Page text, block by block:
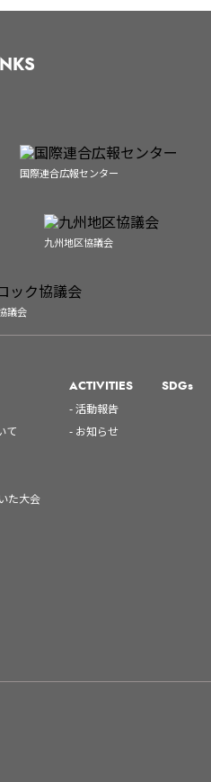
国際連合広報センター
九州地区協議会
議会
て
た大会
ACTIVITIES
- 活動報告
- お知らせ
SDGs